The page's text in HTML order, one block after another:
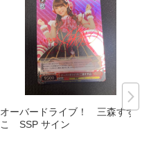
オーバードライブ！ 三森すず
こ SSP サイン